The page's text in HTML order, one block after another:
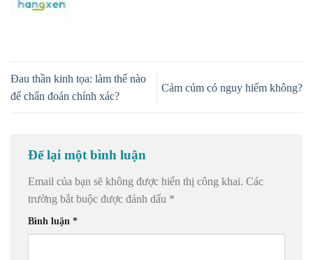
Đau thần kinh tọa: làm thế nào
để chẩn đoán chính xác?
Cảm cúm có nguy hiểm không?
Để lại một bình luận
Email của bạn sẽ không được hiển thị công khai. Các
trường bắt buộc được đánh dấu *
Bình luận *